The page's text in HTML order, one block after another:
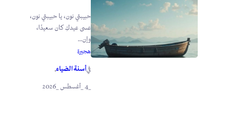
حبيبتي نون، يا حبيبتي نون،
عسى عيدكِ كان سعيدًا،
وإن...
هجيرة
فيأسنة الضياء.
_4 _أغسطس _2026